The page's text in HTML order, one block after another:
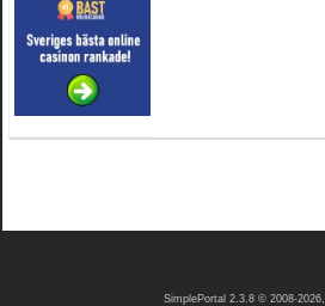
4 februari 2025 kl. 19:20:50
Oscar5:44
4 februari 2025 kl. 19:15:36
Greger59:NÃ¤gon som vet har en Cetek 500 EFI
15 januari 2025 kl. 23:49:44
Mrhandsome:SÃÂ¶ker defekta/trasiga
SimplePortal 2.3.8 © 2008-